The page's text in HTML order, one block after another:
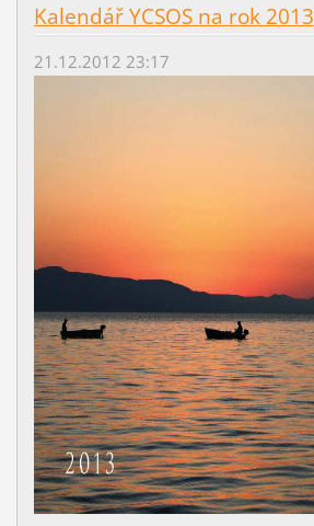
Kalendář YCSOS na rok 2013
21.12.2012 23:17